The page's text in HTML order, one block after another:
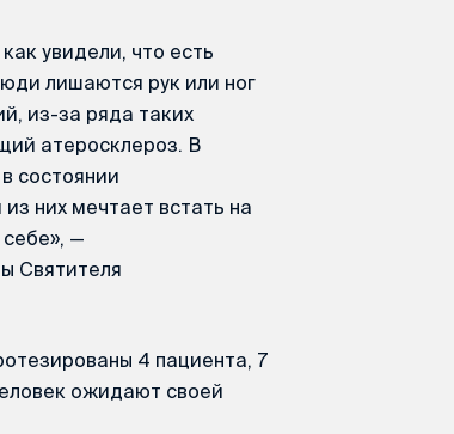
увидели, что есть
лишаются рук или ног
из-за ряда таких
атеросклероз. В
состоянии
них мечтает встать на
—
Святителя
4 пациента, 7
ожидают своей